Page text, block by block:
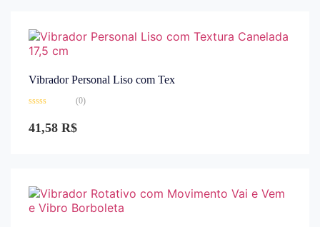
Vibrador Personal Liso com Tex
0
de
(0)
41,58 R$